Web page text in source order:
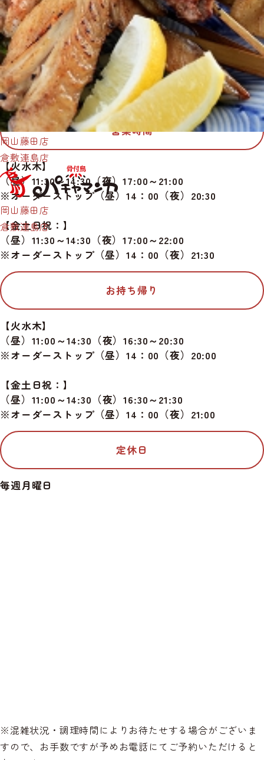
岡山藤田店
倉敷連島店
岡山藤田店
倉敷連島店
086-441-3598
所在地
〒712-8011
岡山県倉敷市連島町連島63
営業時間
【火水木】
（昼）11:30～14:30（夜）17:00～21:00
※オーダーストップ（昼）14：00（夜）20:30
【金土日祝：】
（昼）11:30～14:30（夜）17:00～22:00
※オーダーストップ（昼）14：00（夜）21:30
お持ち帰り
【火水木】
（昼）11:00～14:30（夜）16:30～20:30
※オーダーストップ（昼）14：00（夜）20:00
【金土日祝：】
（昼）11:00～14:30（夜）16:30～21:30
※オーダーストップ（昼）14：00（夜）21:00
定休日
毎週月曜日
※混雑状況・調理時間によりお待たせする場合がございま
すので、お手数ですが予めお電話にてご予約いただけると